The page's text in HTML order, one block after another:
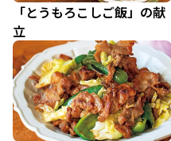
「とうもろこしご飯」の献
立